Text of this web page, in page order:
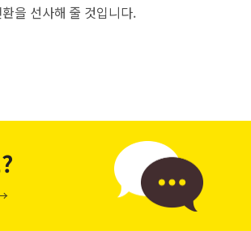
을 선사해 줄 것입니다.